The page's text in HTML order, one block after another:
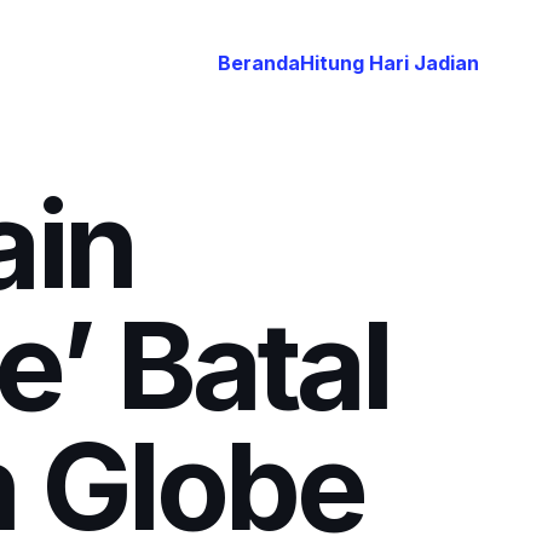
BerandaHitung Hari Jadian
Batal
Globe